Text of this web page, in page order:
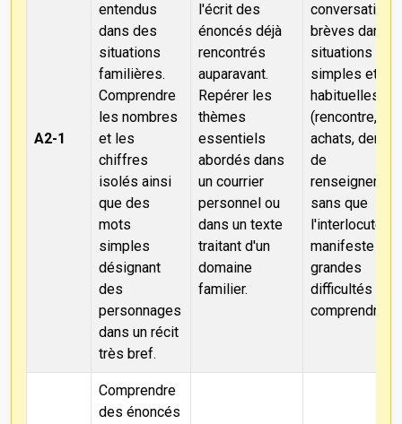
A2-1
entendus
dans des
situations
familières.
Comprendre
les nombres
et les
chiffres
isolés ainsi
que des
mots
simples
désignant
des
personnages
dans un récit
très bref.
l'écrit des
énoncés déjà
rencontrés
auparavant.
Repérer les
thèmes
essentiels
abordés dans
un courrier
personnel ou
dans un texte
traitant d'un
domaine
familier.
conversations
brèves dans
situations
simples et
habituelles
(rencontre,
achats,
de
sans que
l'interlocuteur
manifeste de
grandes
difficultés
comprendre.
Comprendre
des énoncés